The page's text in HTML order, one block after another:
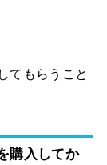
てもらうこと
購入してか